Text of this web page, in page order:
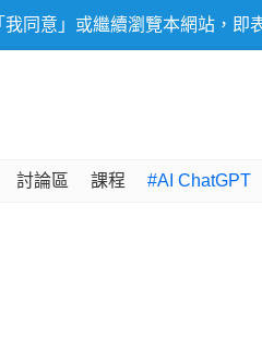
同意」或繼續瀏覽本網站，即
討論區 課程 #AI ChatGPT